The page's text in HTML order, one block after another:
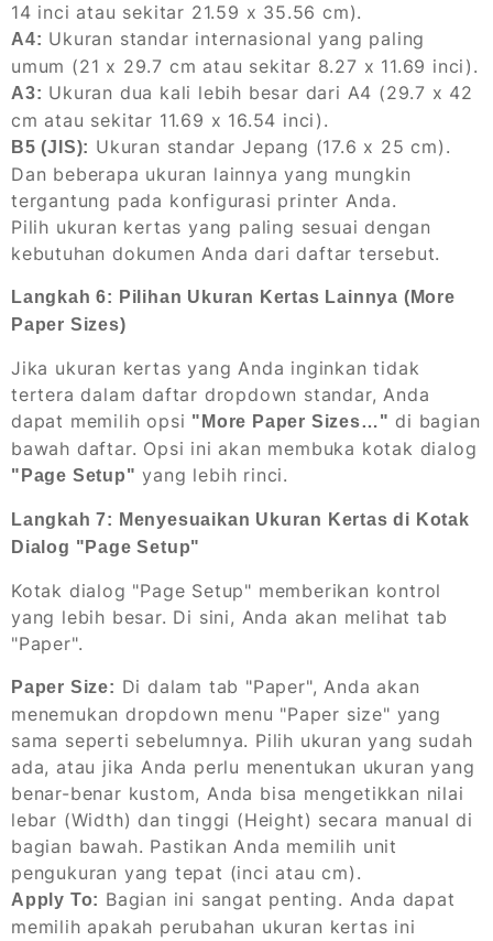
14 inci atau sekitar 21.59 x 35.56 cm).
A4: Ukuran standar internasional yang paling
umum (21 x 29.7 cm atau sekitar 8.27 x 11.69 inci).
A3: Ukuran dua kali lebih besar dari A4 (29.7 x 42
cm atau sekitar 11.69 x 16.54 inci).
B5 (JIS): Ukuran standar Jepang (17.6 x 25 cm).
Dan beberapa ukuran lainnya yang mungkin
tergantung pada konfigurasi printer Anda.
Pilih ukuran kertas yang paling sesuai dengan
kebutuhan dokumen Anda dari daftar tersebut.
Langkah 6: Pilihan Ukuran Kertas Lainnya (More
Paper Sizes)
Jika ukuran kertas yang Anda inginkan tidak
tertera dalam daftar dropdown standar, Anda
dapat memilih opsi "More Paper Sizes…" di bagian
bawah daftar. Opsi ini akan membuka kotak dialog
"Page Setup" yang lebih rinci.
Langkah 7: Menyesuaikan Ukuran Kertas di Kotak
Dialog "Page Setup"
Kotak dialog "Page Setup" memberikan kontrol
yang lebih besar. Di sini, Anda akan melihat tab
"Paper".
Paper Size: Di dalam tab "Paper", Anda akan
menemukandropdown menu "Paper size" yang
sama seperti sebelumnya. Pilih ukuran yang sudah
ada, atau jika Anda perlu menentukan ukuran yang
benar-benar kustom, Anda bisa mengetikkan nilai
lebar (Width) dan tinggi (Height) secara manual di
bagian bawah. Pastikan Anda memilih unit
pengukuran yang tepat (inci atau cm).
Apply To: Bagian ini sangat penting. Anda dapat
memilih apakah perubahan ukuran kertas ini